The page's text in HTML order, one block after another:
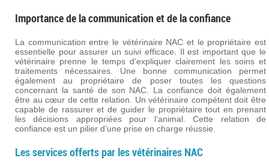
Importance de la communication et de la confiance
La communication entre le vétérinaire NAC et le propriétaire est
essentielle pour assurer un suivi efficace. Il est important que le
vétérinaire prenne le temps d’expliquer clairement les soins et
traitements nécessaires. Une bonne communication permet
également au propriétaire de poser toutes les questions
concernant la santé de son NAC. La confiance doit également
être au cœur de cette relation. Un vétérinaire compétent doit être
capable de rassurer et de guider le propriétaire tout en prenant
les décisions appropriées pour l’animal. Cette relation de
confiance est un pilier d’une prise en charge réussie.
Les services offerts par les vétérinaires NAC